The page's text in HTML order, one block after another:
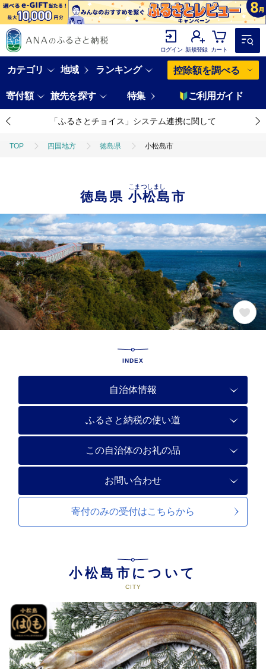
ログイン 新規登録 カート
カテゴリ 地域 ランキング 控除額を調べる
寄付額 旅先を探す 特集 ご利用ガイド
「ふるさとチョイス」システム連携に関して
TOP 四国地方 徳島県 小松島市
徳島県 小松島市
こまつしまし
INDEX
自治体情報
ふるさと納税の使い道
この自治体のお礼の品
お問い合わせ
寄付のみの受付はこちらから
小松島市について